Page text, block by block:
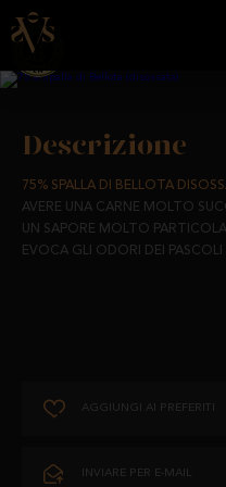
Descrizione
75% SPALLA DI BELLOTA
AVERE UNA CARNE MOLTO
UN SAPORE MOLTO
EVOCA GLI ODORI DEI
PROVENIENTE DA MAIALI
SAPORI CHE EVOCANO
CONSERVAZIONE E DURATA
AGGIUNGI AI PREFERITI
INVIARE PER E-MAIL